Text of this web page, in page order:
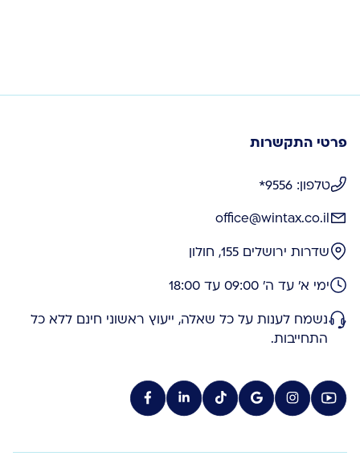
פרטי התקשרות
טלפון: 9556*
office@wintax.co.il
שדרות ירושלים 155, חולון
ימי א' עד ה' 09:00 עד 18:00
נשמח לענות על כל שאלה, ייעוץ ראשוני חינם ללא כל
התחייבות.